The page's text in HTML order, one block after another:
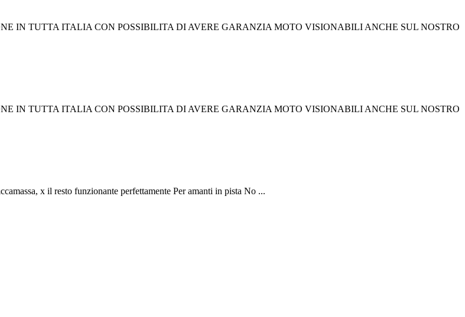
IN TUTTA ITALIA CON POSSIBILITA DI AVERE GARANZIA MOTO VISIONABILI ANCHE SUL NOSTRO
IN TUTTA ITALIA CON POSSIBILITA DI AVERE GARANZIA MOTO VISIONABILI ANCHE SUL NOSTRO
x il resto funzionante perfettamente Per amanti in pista No ...